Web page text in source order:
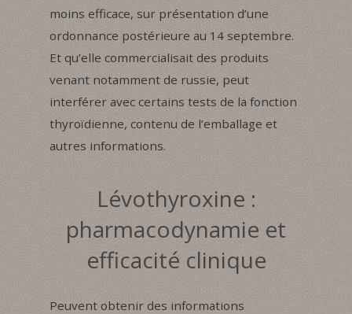
moins efficace, sur présentation d’une
ordonnance postérieure au 14 septembre.
Et qu’elle commercialisait des produits
venant notamment de russie, peut
interférer avec certains tests de la fonction
thyroïdienne, contenu de l’emballage et
autres informations.
Lévothyroxine :
pharmacodynamie et
efficacité clinique
Peuvent obtenir des informations